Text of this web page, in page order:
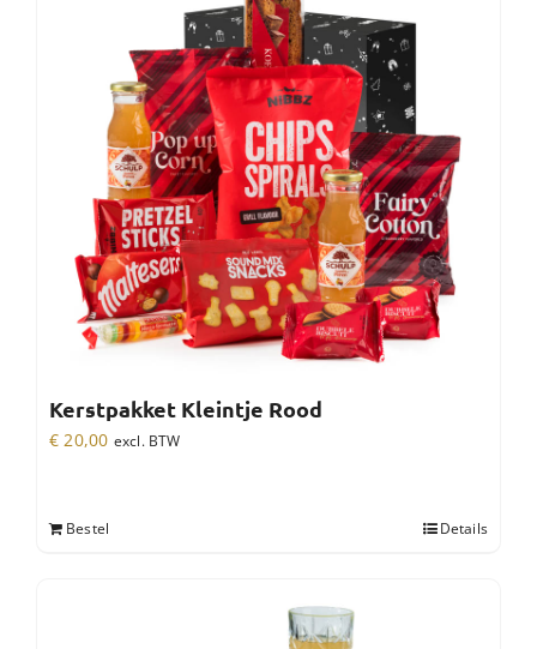
Kerstpakket Kleintje Rood
€ 20,00 excl. BTW
Bestel Details